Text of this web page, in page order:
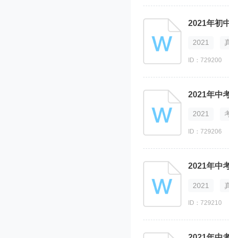
2021年初
2021
ID：729200
2021年中
2021
ID：729206
2021年中
2021
ID：729210